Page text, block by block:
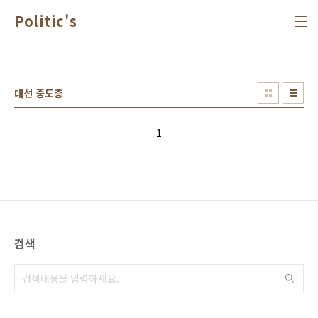
Politic's
대선 중도층
1
검색